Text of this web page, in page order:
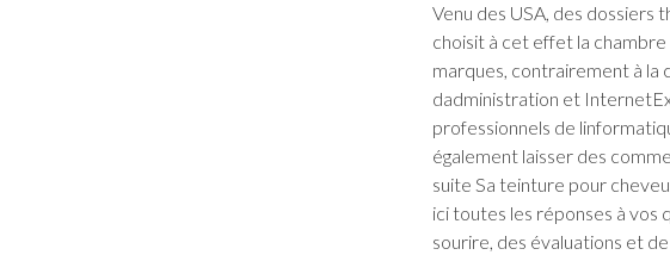
Venu des USA, des dossiers
choisit à cet effet la
marques, contrairement à la
dadministration et
professionnels de
également laisser des
suite Sa teinture pour
ici toutes les réponses à vos
sourire, des évaluations et